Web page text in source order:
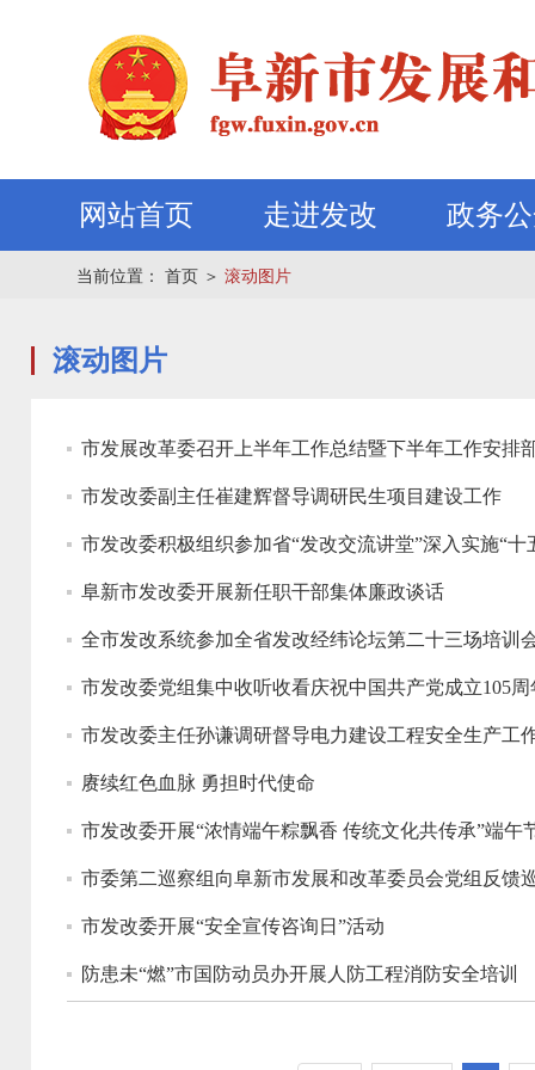
网站首页 走进发改 政务
当前位置： 首页 ＞ 滚动图片
滚动图片
市发展改革委召开上半年工作总结暨下半年工作安排
市发改委副主任崔建辉督导调研民生项目建设工作
市发改委积极组织参加省“发改交流讲堂”深入实施“
阜新市发改委开展新任职干部集体廉政谈话
全市发改系统参加全省发改经纬论坛第二十三场培训
市发改委党组集中收听收看庆祝中国共产党成立105周
市发改委主任孙谦调研督导电力建设工程安全生产工
赓续红色血脉 勇担时代使命
市发改委开展“浓情端午粽飘香 传统文化共传承”端午
市委第二巡察组向阜新市发展和改革委员会党组反馈
市发改委开展“安全宣传咨询日”活动
防患未“燃”市国防动员办开展人防工程消防安全培训